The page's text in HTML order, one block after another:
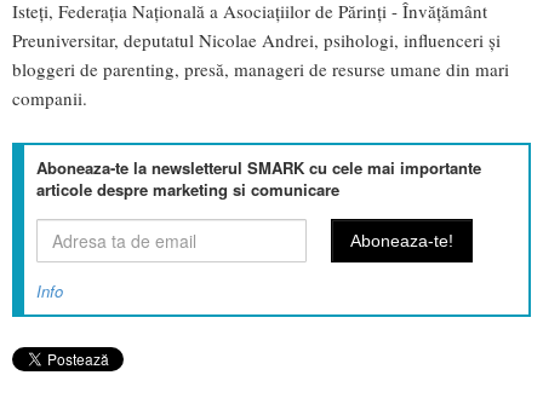
Isteți, Federația Națională a Asociațiilor de Părinți - Învățământ
Preuniversitar, deputatul Nicolae Andrei, psihologi, influenceri și
bloggeri de parenting, presă, manageri de resurse umane din mari
companii.
Aboneaza-te la newsletterul SMARK cu cele mai importante
articole despre marketing si comunicare
Info